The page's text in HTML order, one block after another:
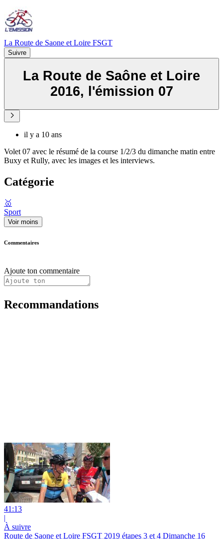
La Route de Saone et Loire FSGT
Suivre
La Route de Saône et Loire
2016, l'émission 07
il y a 10 ans
Volet 07 avec le résumé de la course 1/2/3 du dimanche matin entre
Buxy et Rully, avec les images et les interviews.
Catégorie
🥇
Sport
Voir moins
Commentaires
Ajoute ton commentaire
Recommandations
41:13
|
À suivre
Route de Saone et Loire FSGT 2019 étapes 3 et 4 Dimanche 16